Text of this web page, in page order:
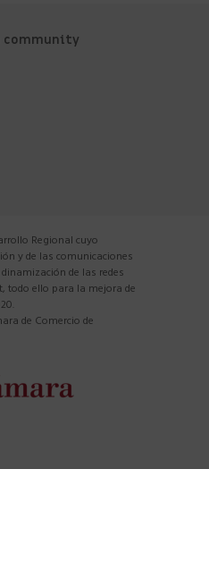
Regional cuyo
y de las comunicaciones
de las redes
todo ello para la mejora de
de Comercio de